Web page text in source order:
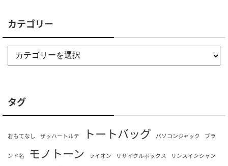
カテゴリー
タグ
おもてなし ザッハートルテ トートバッグ パソコンジャック ブラ
ンド名 モノトーン ライオン リサイクルボックス リンスインシャン